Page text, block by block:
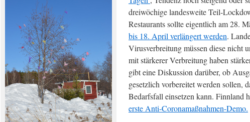
dreiwöchige landesweite Teil-
Restaurants sollte eigentlich am 28.
bis 18. April verlängert werden.
Virusverbreitung müssen diese nicht
mit stärkerer Verbreitung haben
gibt eine Diskussion darüber, ob
gesetzlich vorbereitet werden sollen,
Bedarfsfall einsetzen kann. Finnland
erste Anti-Coronamaßnahmen-Demo.